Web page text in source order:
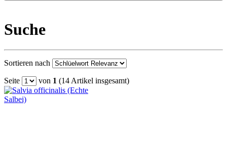
Suche
Sortieren nach
Seite von 1 (14 Artikel insgesamt)